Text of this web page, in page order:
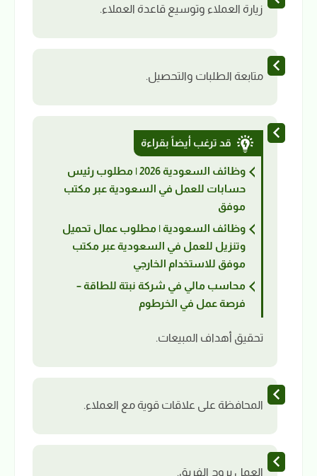
زيارة العملاء وتوسيع قاعدة العملاء.
متابعة الطلبات والتحصيل.
قد ترغب أيضاً بقراءة
وظائف السعودية 2026 | مطلوب رئيس
حسابات للعمل في السعودية عبر مكتب
موفق
وظائف السعودية | مطلوب عمال تحميل
وتنزيل للعمل في السعودية عبر مكتب
موفق للاستخدام الخارجي
محاسب مالي في شركة نبتة للطاقة –
فرصة عمل في الخرطوم
تحقيق أهداف المبيعات.
المحافظة على علاقات قوية مع العملاء.
العمل بروح الفريق.